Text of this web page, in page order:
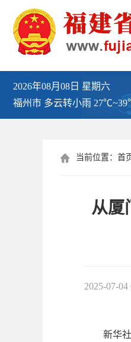
2026年08月08日 星期六
福州市 多云转小雨
 当前位置： 首
从厦
2025-07-04
新华社